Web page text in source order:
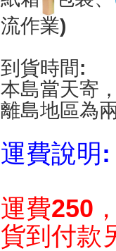
流作業)
到貨時間:
本島當天寄
離島地區為
運費說明:
運費250
貨到付款